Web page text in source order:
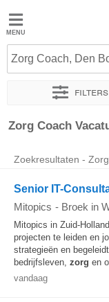
Jobted
Vacatures
Salarissen
Zorg Coach, Den
Filters
Sorteer op
Zorg Coach
Zoekresultaten -
Senior IT-
Mitopics - Broek in
Mitopics in Zuid-
projecten te leiden en
strategieën en
bedrijfsleven, zorg en
vandaag